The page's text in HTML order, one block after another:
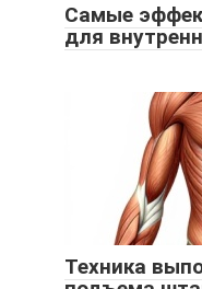
Самые
для
Техника